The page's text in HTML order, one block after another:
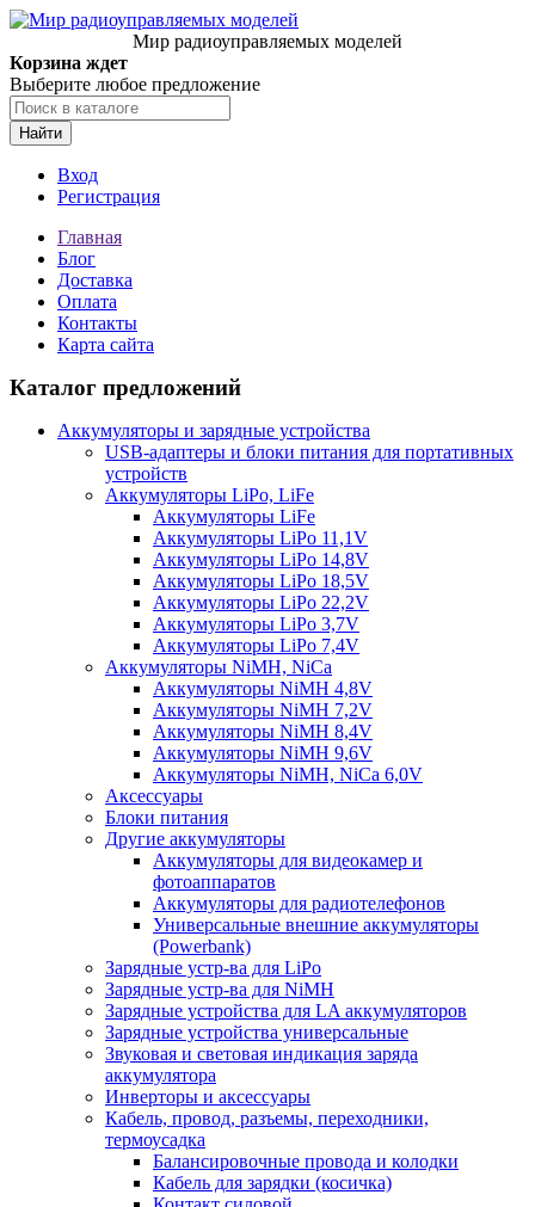
Мир радиоуправляемых моделей
Корзина ждет
Выберите любое предложение
Найти
Вход
Регистрация
Главная
Блог
Доставка
Оплата
Контакты
Карта сайта
Каталог предложений
Аккумуляторы и зарядные устройства
USB-адаптеры и блоки питания для портативных
устройств
Аккумуляторы LiPo, LiFe
Аккумуляторы LiFe
Аккумуляторы LiPo 11,1V
Аккумуляторы LiPo 14,8V
Аккумуляторы LiPo 18,5V
Аккумуляторы LiPo 22,2V
Аккумуляторы LiPo 3,7V
Аккумуляторы LiPo 7,4V
Аккумуляторы NiMH, NiCa
Аккумуляторы NiMH 4,8V
Аккумуляторы NiMH 7,2V
Аккумуляторы NiMH 8,4V
Аккумуляторы NiMH 9,6V
Аккумуляторы NiMH, NiCa 6,0V
Аксессуары
Блоки питания
Другие аккумуляторы
Аккумуляторы для видеокамер и
фотоаппаратов
Аккумуляторы для радиотелефонов
Универсальные внешние аккумуляторы
(Powerbank)
Зарядные устр-ва для LiPo
Зарядные устр-ва для NiMH
Зарядные устройства для LA аккумуляторов
Зарядные устройства универсальные
Звуковая и световая индикация заряда
аккумулятора
Инверторы и аксессуары
Кабель, провод, разъемы, переходники,
термоусадка
Балансировочные провода и колодки
Кабель для зарядки (косичка)